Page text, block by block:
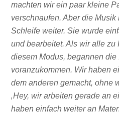
machten wir ein paar kleine
verschnaufen. Aber die
Schleife weiter. Sie wurde
und bearbeitet. Als wir alle zu
diesem Modus, begannen
voranzukommen. Wir haben
dem anderen gemacht, ohne
‚Hey, wir arbeiten gerade an
haben einfach weiter an